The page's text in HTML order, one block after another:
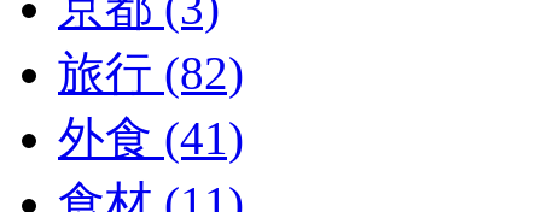
旅行 (82)
外食 (41)